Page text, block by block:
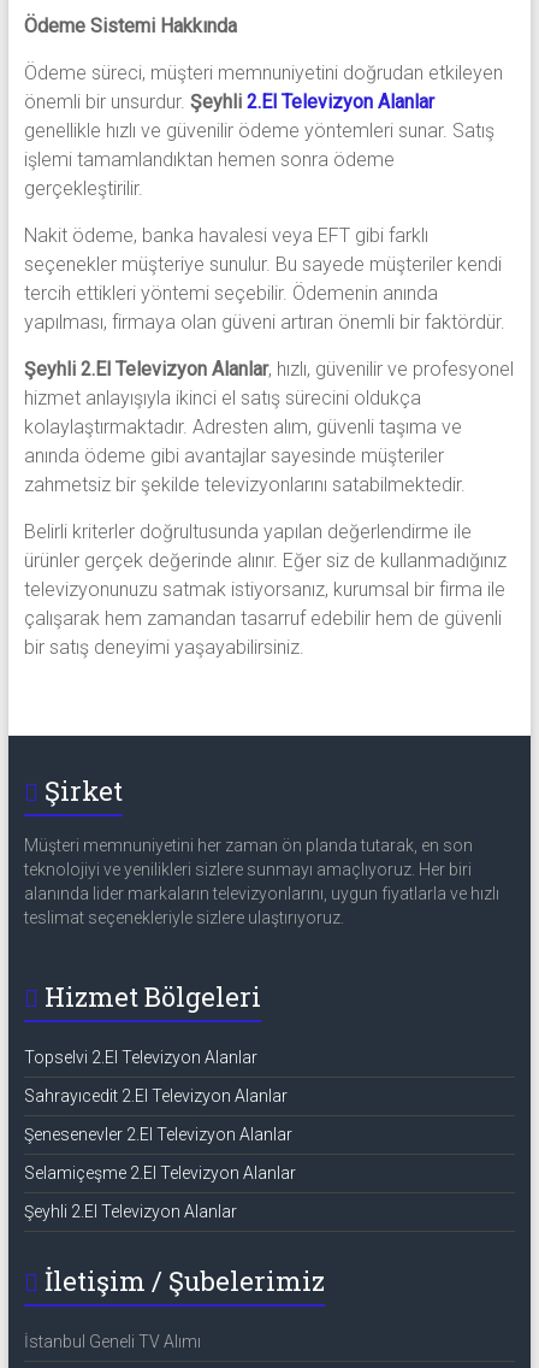
Ödeme Sistemi Hakkında
Ödeme süreci, müşteri memnuniyetini doğrudan etkileyen
önemli bir unsurdur. Şeyhli 2.El Televizyon Alanlar
genellikle hızlı ve güvenilir ödeme yöntemleri sunar. Satış
işlemi tamamlandıktan hemen sonra ödeme
gerçekleştirilir.
Nakit ödeme, banka havalesi veya EFT gibi farklı
seçenekler müşteriye sunulur. Bu sayede müşteriler kendi
tercih ettikleri yöntemi seçebilir. Ödemenin anında
yapılması, firmaya olan güveni artıran önemli bir faktördür.
Şeyhli 2.El Televizyon Alanlar, hızlı, güvenilir ve profesyonel
hizmet anlayışıyla ikinci el satış sürecini oldukça
kolaylaştırmaktadır. Adresten alım, güvenli taşıma ve
anında ödeme gibi avantajlar sayesinde müşteriler
zahmetsiz bir şekilde televizyonlarını satabilmektedir.
Belirli kriterler doğrultusunda yapılan değerlendirme ile
ürünler gerçek değerinde alınır. Eğer siz de kullanmadığınız
televizyonunuzu satmak istiyorsanız, kurumsal bir firma ile
çalışarak hem zamandan tasarruf edebilir hem de güvenli
bir satış deneyimi yaşayabilirsiniz.
Şirket
Müşteri memnuniyetini her zaman ön planda tutarak, en son
teknolojiyi ve yenilikleri sizlere sunmayı amaçlıyoruz. Her biri
alanında lider markaların televizyonlarını, uygun fiyatlarla ve hızlı
teslimat seçenekleriyle sizlere ulaştırıyoruz.
Hizmet Bölgeleri
Topselvi 2.El Televizyon Alanlar
Sahrayıcedit 2.El Televizyon Alanlar
Şenesenevler 2.El Televizyon Alanlar
Selamiçeşme 2.El Televizyon Alanlar
Şeyhli 2.El Televizyon Alanlar
İletişim / Şubelerimiz
İstanbul Geneli TV Alımı